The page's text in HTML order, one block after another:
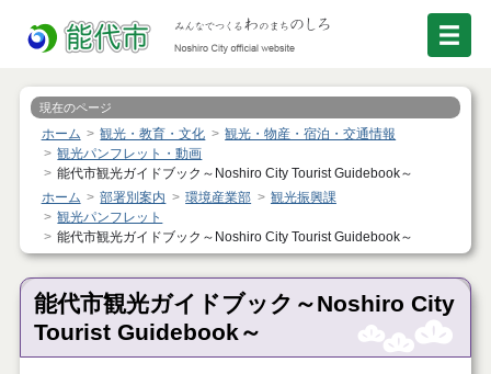
現在のページ
ホーム 観光・教育・文化
観光・物産・宿泊・交通情報
観光パンフレット・動画
能代市観光ガイドブック～Noshiro City Tourist Guidebook～
ホーム
部署別案内 環境産業部
観光振興課
観光パンフレット
能代市観光ガイドブック～Noshiro City Tourist Guidebook～
能代市観光ガイドブック～Noshiro City
Tourist Guidebook～